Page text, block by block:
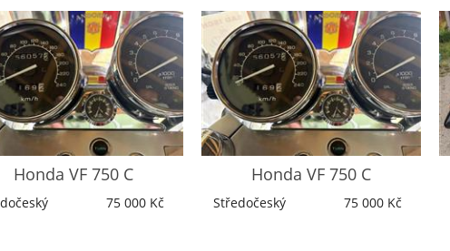
VF 750 C
75 000 Kč
VF 750 C
Středočeský 75 000 Kč